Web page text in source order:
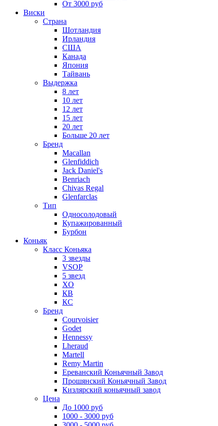
От 3000 руб
Виски
Страна
Шотландия
Ирландия
США
Канада
Япония
Тайвань
Выдержка
8 лет
10 лет
12 лет
15 лет
20 лет
Больше 20 лет
Бренд
Macallan
Glenfiddich
Jack Daniel's
Benriach
Chivas Regal
Glenfarclas
Тип
Односолодовый
Купажированный
Бурбон
Коньяк
Класс Коньяка
3 звезды
VSOP
5 звезд
XO
КВ
КС
Бренд
Courvoisier
Godet
Hennessy
Lheraud
Martell
Remy Martin
Ереванский Коньячный Завод
Прошянский Коньячный Завод
Кизлярский коньячный завод
Цена
До 1000 руб
1000 - 3000 руб